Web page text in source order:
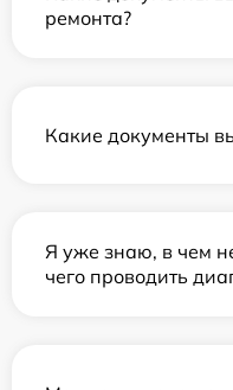
ремонта?
Какие документы
Я уже знаю, в чем
чего проводить